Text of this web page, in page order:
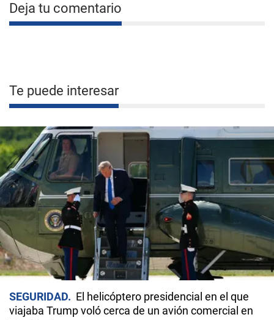
Deja tu comentario
Te puede interesar
SEGURIDAD
El helicóptero presidencial en el que
viajaba Trump voló cerca de un avión comercial en